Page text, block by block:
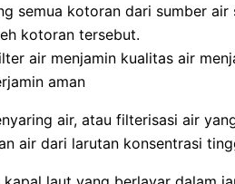
semua kotoran dari sumber
kotoran tersebut.
air menjamin kualitas air
aman
air, atau filterisasi air
air dari larutan konsentrasi